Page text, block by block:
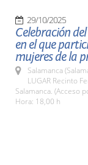
29/10/2025
Celebración
en el que
mujeres de la
Salamanca
LUGAR Recinto
Salamanca. (Acceso
Hora: 18,00 h